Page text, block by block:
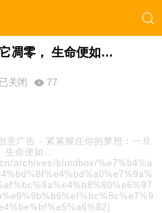
凋零， 生命便如…
关闭 77
意广告 - 紧紧握住你的梦想：一旦
生命便如…
archives/blindbox/%e7%b4%a